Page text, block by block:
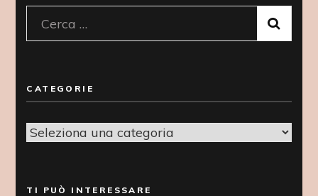
Ricerca
per:
CATEGORIE
Categorie
TI PUÒ INTERESSARE